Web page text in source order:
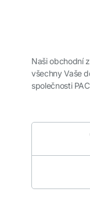
Naši obchodní
všechny Vaše
společnosti